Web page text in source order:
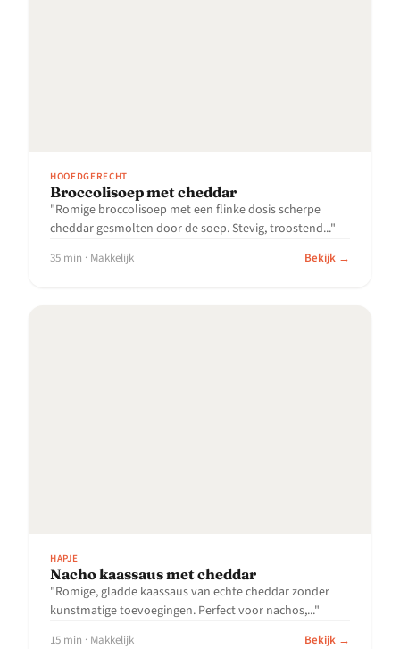
HOOFDGERECHT
Broccolisoep met cheddar
"Romige broccolisoep met een flinke dosis scherpe
cheddar gesmolten door de soep. Stevig, troostend..."
35 min · Makkelijk Bekijk →
HAPJE
Nacho kaassaus met cheddar
"Romige, gladde kaassaus van echte cheddar zonder
kunstmatige toevoegingen. Perfect voor nachos,..."
15 min · Makkelijk Bekijk →